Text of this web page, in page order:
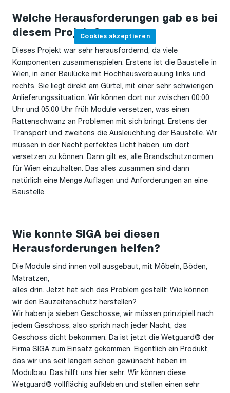
Cookies akzeptieren
Welche Herausforderungen gab es bei
diesem Projekt?
Dieses Projekt war sehr herausfordernd, da viele
Komponenten zusammenspielen. Erstens ist die Baustelle in
Wien, in einer Baulücke mit Hochhausverbauung links und
rechts. Sie liegt direkt am Gürtel, mit einer sehr schwierigen
Anlieferungssituation. Wir können dort nur zwischen 00:00
Uhr und 05:00 Uhr früh Module versetzen, was einen
Rattenschwanz an Problemen mit sich bringt. Erstens der
Transport und zweitens die Ausleuchtung der Baustelle. Wir
müssen in der Nacht perfektes Licht haben, um dort
versetzen zu können. Dann gilt es, alle Brandschutznormen
für Wien einzuhalten. Das alles zusammen sind dann
natürlich eine Menge Auflagen und Anforderungen an eine
Baustelle.
Wie konnte SIGA bei diesen
Herausforderungen helfen?
Die Module sind innen voll ausgebaut, mit Möbeln, Böden,
Matratzen,
alles drin. Jetzt hat sich das Problem gestellt: Wie können
wir den Bauzeitenschutz herstellen?
Wir haben ja sieben Geschosse, wir müssen prinzipiell nach
jedem Geschoss, also sprich nach jeder Nacht, das
Geschoss dicht bekommen. Da ist jetzt die Wetguard® der
Firma SIGA zum Einsatz gekommen. Eigentlich ein Produkt,
das wir uns seit langem schon gewünscht haben im
Modulbau. Das hilft uns hier sehr. Wir können diese
Wetguard® vollflächig aufkleben und stellen einen sehr